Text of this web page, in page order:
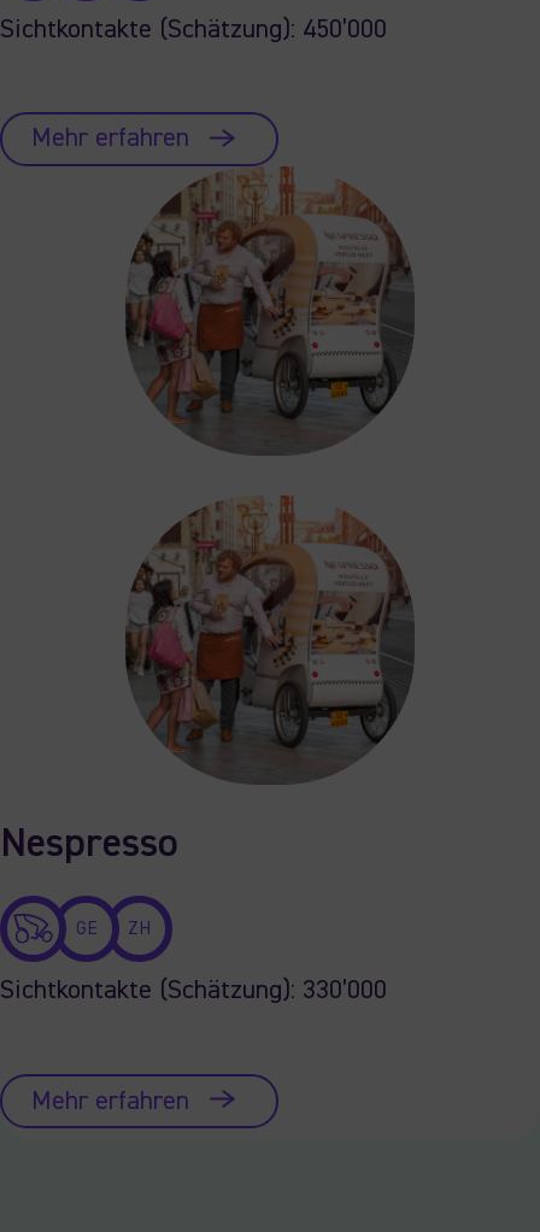
Sichtkontakte (Schätzung): 450’000
Mehr erfahren
Nespresso
GE ZH
Sichtkontakte (Schätzung): 330’000
Mehr erfahren